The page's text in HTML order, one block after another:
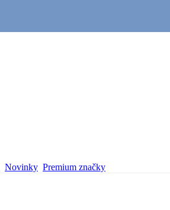
Novinky Premium značky